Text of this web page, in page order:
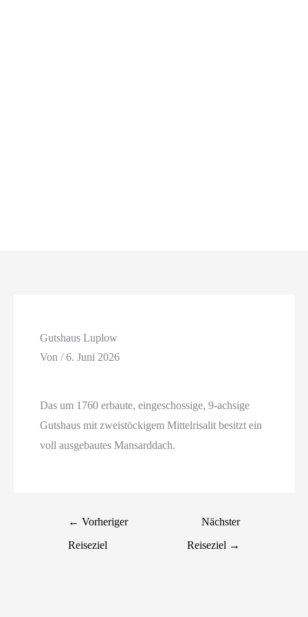
Gutshaus Luplow
Von/6. Juni 2026
Das um 1760 erbaute, eingeschossige, 9-achsige
Gutshaus mit zweistöckigem Mittelrisalit besitzt ein
voll ausgebautes Mansarddach.
← Vorheriger
Reiseziel
Nächster
Reiseziel →